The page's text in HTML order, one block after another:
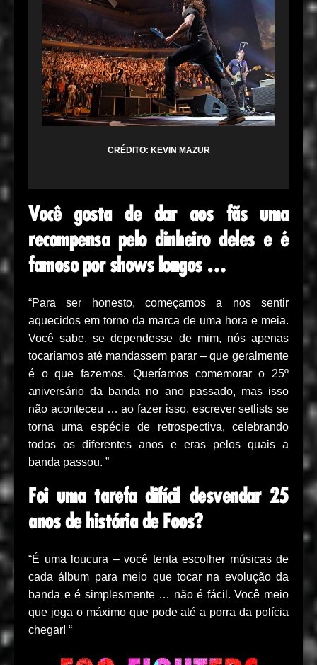
CRÉDITO: KEVIN MAZUR
Você gosta de dar aos fãs uma
recompensa pelo dinheiro deles e é
famoso por shows longos …
“Para ser honesto, começamos a nos sentir
aquecidos em torno da marca de uma hora e meia.
Você sabe, se dependesse de mim, nós apenas
tocaríamos até mandassem parar – que geralmente
é o que fazemos. Queríamos comemorar o 25º
aniversário da banda no ano passado, mas isso
não aconteceu … ao fazer isso, escrever setlists se
torna uma espécie de retrospectiva, celebrando
todos os diferentes anos e eras pelos quais a
banda passou. ”
Foi uma tarefa difícil desvendar 25
anos de história de Foos?
“É uma loucura – você tenta escolher músicas de
cada álbum para meio que tocar na evolução da
banda e é simplesmente … não é fácil. Você meio
que joga o máximo que pode até a porra da polícia
chegar! “